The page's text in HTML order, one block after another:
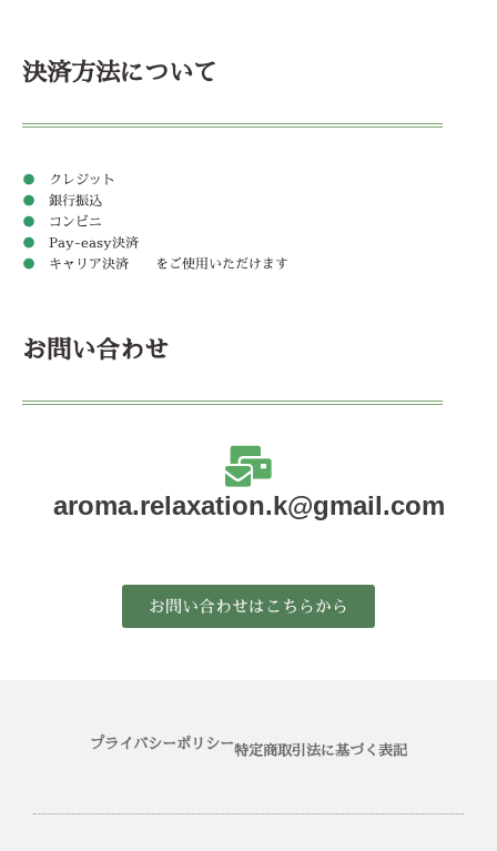
決済方法について
● クレジット
● 銀行振込
● コンビニ
● Pay-easy決済
● キャリア決済 をご使用いただけます
お問い合わせ
aroma.relaxation.k@gmail.com
お問い合わせはこちらから
プライバシーポリシー特定商取引法に基づく表記